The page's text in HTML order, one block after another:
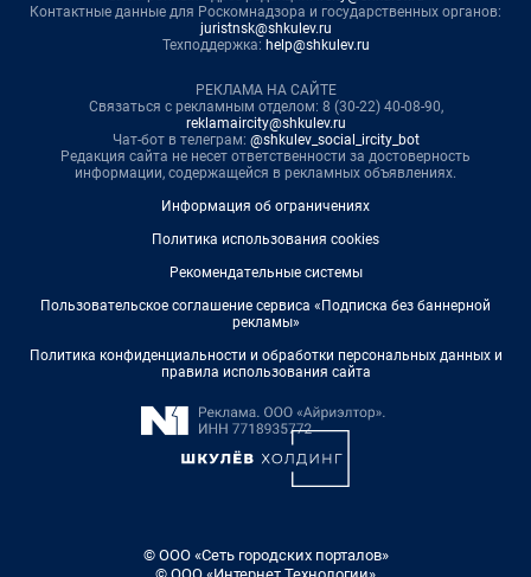
Контактные данные для Роскомнадзора и государственных органов:
juristnsk@shkulev.ru
Техподдержка: help@shkulev.ru
РЕКЛАМА НА САЙТЕ
Связаться с рекламным отделом: 8 (30-22) 40-08-90,
reklamaircity@shkulev.ru
Чат-бот в телеграм: @shkulev_social_ircity_bot
Редакция сайта не несет ответственности за достоверность
информации, содержащейся в рекламных объявлениях.
Информация об ограничениях
Политика использования cookies
Рекомендательные системы
Пользовательское соглашение сервиса «Подписка без баннерной
рекламы»
Политика конфиденциальности и обработки персональных данных и
правила использования сайта
© ООО «Сеть городских порталов»